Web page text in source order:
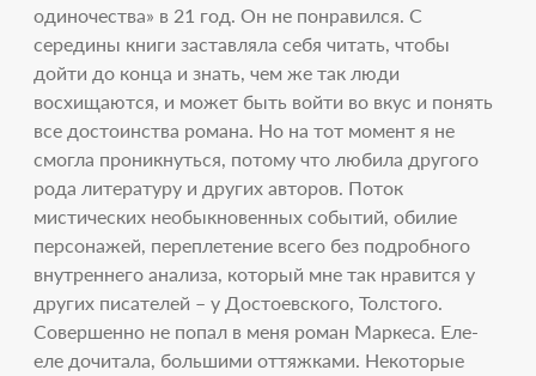
одиночества» в 21 год. Он не понравился. С
середины книги заставляла себя читать, чтобы
дойти до конца и знать, чем же так люди
восхищаются, и может быть войти во вкус и понять
все достоинства романа. Но на тот момент я не
смогла проникнуться, потому что любила другого
рода литературу и других авторов. Поток
мистических необыкновенных событий, обилие
персонажей, переплетение всего без подробного
внутреннего анализа, который мне так нравится у
других писателей – у Достоевского, Толстого.
Совершенно не попал в меня роман Маркеса. Еле-
еле дочитала, большими оттяжками. Некоторые